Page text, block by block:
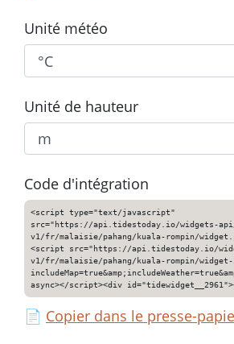
Unité météo
Unité de hauteur
Code d'intégration
<script type="text/javascript"
src="https://api.tidestoday.io/widgets-
v1/fr/malaisie/pahang/kuala-rompin/
<script src="https://api.tidestoday.io/
v1/fr/malaisie/pahang/kuala-rompin/
async></script><div
📄 Copier dans le presse-